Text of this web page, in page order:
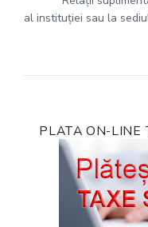
al instituției sau la
PLATA ON-LINE